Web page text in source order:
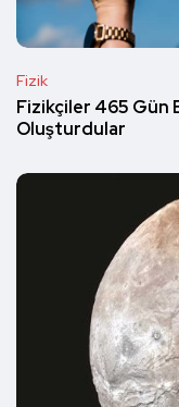
Fizik
Fizikçiler 465 Gün
Oluşturdular